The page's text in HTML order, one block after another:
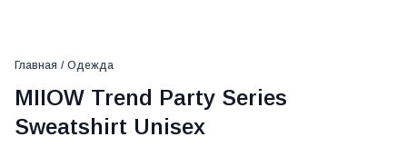
Главная / Одежда
MIIOW Trend Party Series
Sweatshirt Unisex